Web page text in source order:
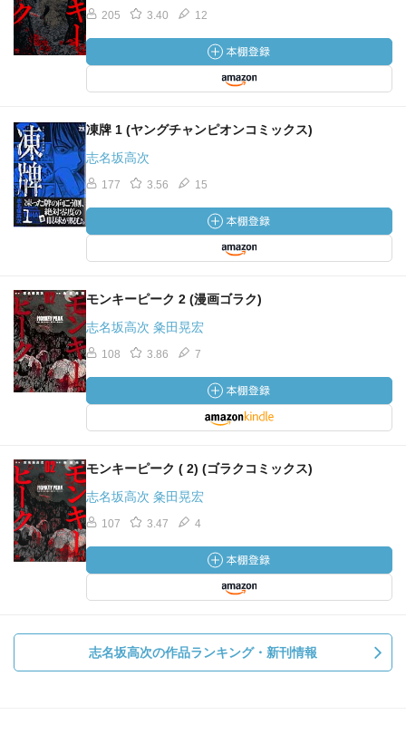
205 3.40 12
凍牌 1 (ヤングチャンピオンコミックス)
志名坂高次
177 3.56 15
モンキーピーク 2 (漫画ゴラク)
志名坂高次 粂田晃宏
108 3.86 7
モンキーピーク ( 2) (ゴラクコミックス)
志名坂高次 粂田晃宏
107 3.47 4
志名坂高次の作品ランキング・新刊情報